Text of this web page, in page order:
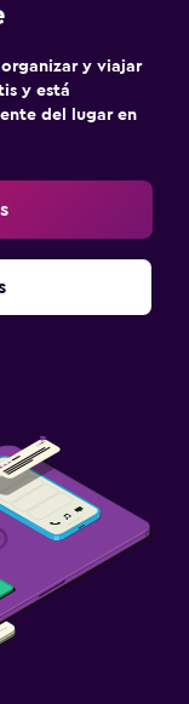
y viajar
y está
del lugar en